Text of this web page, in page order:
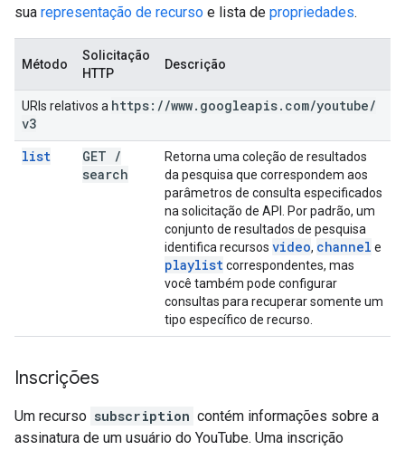
sua representação de recurso e lista de propriedades.
Método
Solicitação
HTTP
Descrição
URIs relativos a https: //www. googleapis. com/youtube/
v3
list
GET /
search
Retorna uma coleção de resultados
da pesquisa que correspondem aos
parâmetros de consulta especificados
na solicitação de API. Por padrão, um
conjunto de resultados de pesquisa
identifica recursos video, channel e
playlistcorrespondentes, mas
você também pode configurar
consultas para recuperar somente um
tipo específico de recurso.
Inscrições
Um recurso subscription contém informações sobre a
assinatura de um usuário do YouTube. Uma inscrição